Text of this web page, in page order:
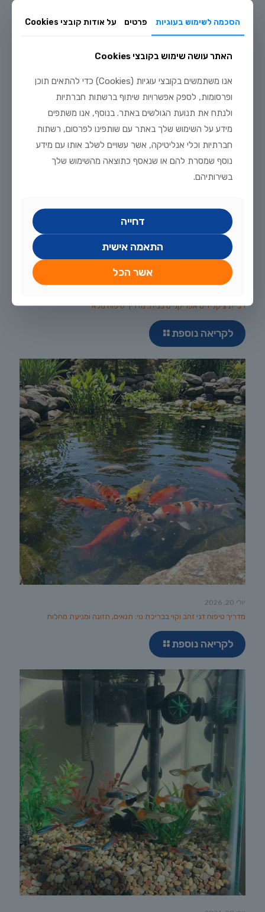
רביית ציקלידים אפריקניים בבית: מדריך טיפוח מלא
לקריאה נוספת
יולי 20, 2026
מדריך טיפוח דגי זהב וקוי בבריכת נוי: תנאים, תזונה ומניעת מחלות
לקריאה נוספת
הסכמה לשימוש בעוגיות פרטים על אודות קובצי Cookies
האתר עושה שימוש בקובצי Cookies
אנו משתמשים בקובצי עוגיות (Cookies) כדי להתאים תוכן
ופרסומות, לספק אפשרויות שיתוף ברשתות חברתיות
ולנתח את תנועת הגולשים באתר. בנוסף, אנו משתפים
מידע על השימוש שלך באתר עם שותפינו לפרסום, רשתות
חברתיות וכלי אנליטיקה, אשר עשויים לשלב אותו עם מידע
נוסף שמסרת להם או שנאסף כתוצאה מהשימוש שלך
בשירותיהם.
דחייה
התאמה אישית
אשר הכל